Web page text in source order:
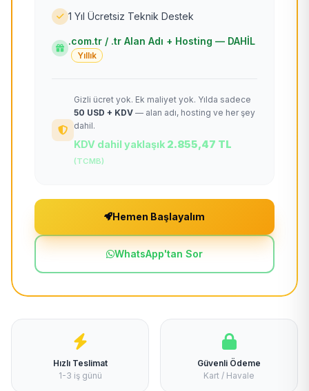
1 Yıl Ücretsiz Teknik Destek
.com.tr / .tr Alan Adı + Hosting — DAHİL
Yıllık
Gizli ücret yok. Ek maliyet yok. Yılda sadece
50 USD + KDV — alan adı, hosting ve her şey
dahil.
KDV dahil yaklaşık 2.855,47 TL
(TCMB)
Hemen Başlayalım
WhatsApp'tan Sor
Hızlı Teslimat
1-3 iş günü
Güvenli Ödeme
Kart / Havale